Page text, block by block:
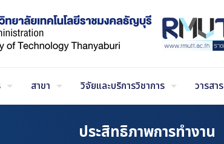
สาขา วิจัยและบริการวิชาการ วารสาร
ประสิทธิภาพการทำงาน